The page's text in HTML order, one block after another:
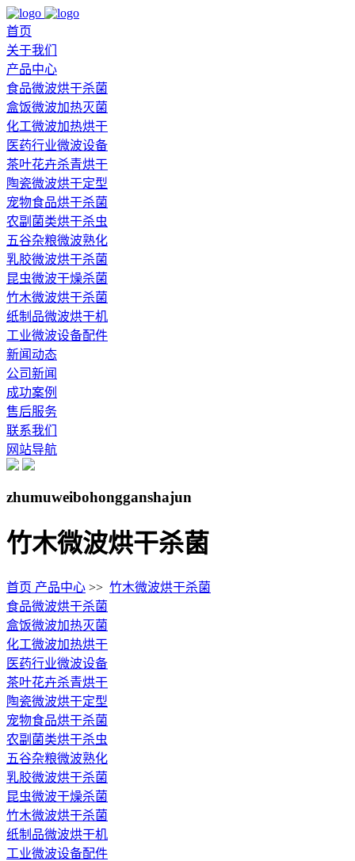
首页
关于我们
产品中心
食品微波烘干杀菌
盒饭微波加热灭菌
化工微波加热烘干
医药行业微波设备
茶叶花卉杀青烘干
陶瓷微波烘干定型
宠物食品烘干杀菌
农副菌类烘干杀虫
五谷杂粮微波熟化
乳胶微波烘干杀菌
昆虫微波干燥杀菌
竹木微波烘干杀菌
纸制品微波烘干机
工业微波设备配件
新闻动态
公司新闻
成功案例
售后服务
联系我们
网站导航
zhumuweibohongganshajun
竹木微波烘干杀菌
首页 产品中心 >> 竹木微波烘干杀菌
食品微波烘干杀菌
盒饭微波加热灭菌
化工微波加热烘干
医药行业微波设备
茶叶花卉杀青烘干
陶瓷微波烘干定型
宠物食品烘干杀菌
农副菌类烘干杀虫
五谷杂粮微波熟化
乳胶微波烘干杀菌
昆虫微波干燥杀菌
竹木微波烘干杀菌
纸制品微波烘干机
工业微波设备配件